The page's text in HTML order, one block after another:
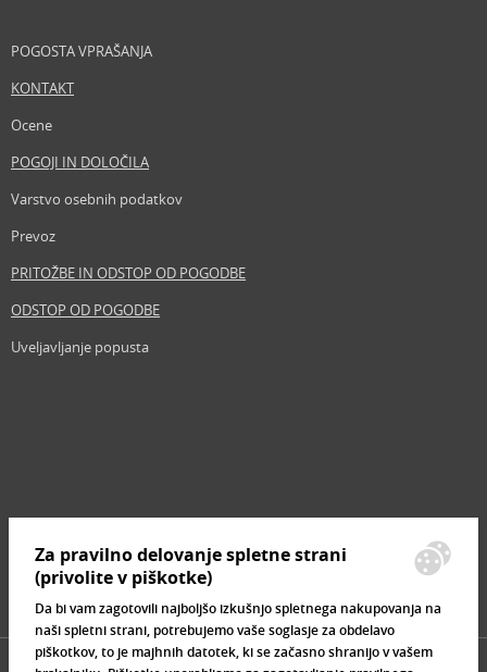
POGOSTA VPRAŠANJA
KONTAKT
Ocene
POGOJI IN DOLOČILA
Varstvo osebnih podatkov
Prevoz
PRITOŽBE IN ODSTOP OD POGODBE
ODSTOP OD POGODBE
Uveljavljanje popusta
Znamke, ki se prodajajo
Za pravilno delovanje spletne strani
(privolite v piškotke)
Da bi vam zagotovili najboljšo izkušnjo spletnega nakupovanja na
naši spletni strani, potrebujemo vaše soglasje za obdelavo
piškotkov, to je majhnih datotek, ki se začasno shranijo v vašem